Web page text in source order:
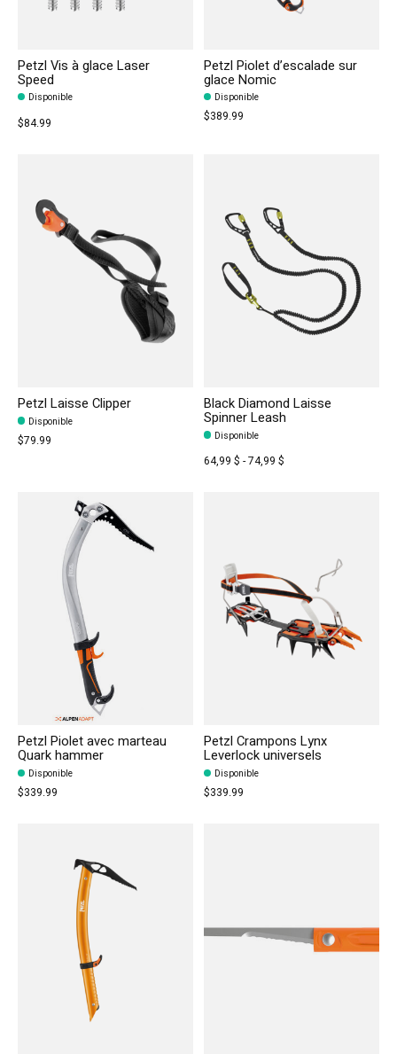
Petzl Vis à glace Laser
Speed
Disponible
$84.99
Petzl Piolet d’escalade sur
glace Nomic
Disponible
$389.99
Petzl Laisse Clipper
Disponible
$79.99
Black Diamond Laisse
Spinner Leash
Disponible
64,99 $ - 74,99 $
Petzl Piolet avec marteau
Quark hammer
Disponible
$339.99
Petzl Crampons Lynx
Leverlock universels
Disponible
$339.99